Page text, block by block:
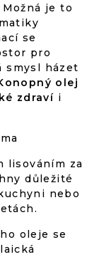
je to
se
pro
smysl házet
olej
zdraví i
lisováním za
důležité
nebo
oleje se